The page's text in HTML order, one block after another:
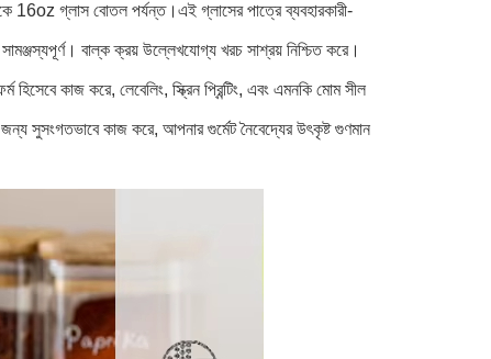
16oz গ্লাস বোতল পর্যন্ত।এই গ্লাসের পাত্রে ব্যবহারকারী-
বাল্ক ক্রয় উল্লেখযোগ্য খরচ সাশ্রয় নিশ্চিত করে।
কাজ করে, লেবেলিং, স্ক্রিন প্রিন্টিং, এবং এমনকি মোম সীল
কাজ করে, আপনার গুর্মেট নৈবেদ্যের উৎকৃষ্ট গুণমান